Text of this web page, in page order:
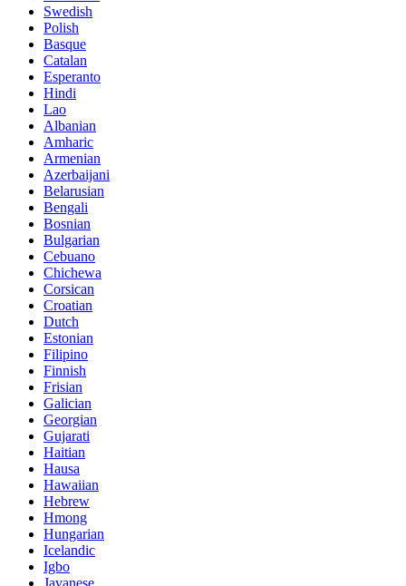
Swedish
Polish
Basque
Catalan
Esperanto
Hindi
Lao
Albanian
Amharic
Armenian
Azerbaijani
Belarusian
Bengali
Bosnian
Bulgarian
Cebuano
Chichewa
Corsican
Croatian
Dutch
Estonian
Filipino
Finnish
Frisian
Galician
Georgian
Gujarati
Haitian
Hausa
Hawaiian
Hebrew
Hmong
Hungarian
Icelandic
Igbo
Javanese